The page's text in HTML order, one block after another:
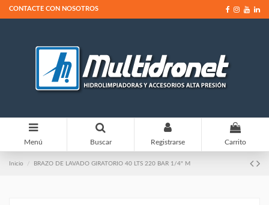
CONTACTE CON NOSOTROS
Menú Buscar Registrarse
0
Carrito
Inicio BRAZO DE LAVADO GIRATORIO 40 LTS 220 BAR 1/4" M